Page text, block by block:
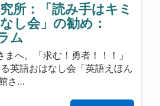
所：「読み手はキミ
し会」の勧め：
ム
へ。「求む！勇者！！！」
英語おはなし会「英語えほん
さ…